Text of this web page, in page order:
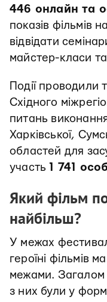
446 онлайн та
показів фільмів
відвідати
майстер-класи
Події проводили
Східного
питань
Харківської,
областей для
участь 1 741
Який фільм
найбільш?
У межах
героїні фільмів
межами. Загалом
з них були у